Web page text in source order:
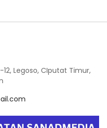
12, Legoso, CIputat Timur,